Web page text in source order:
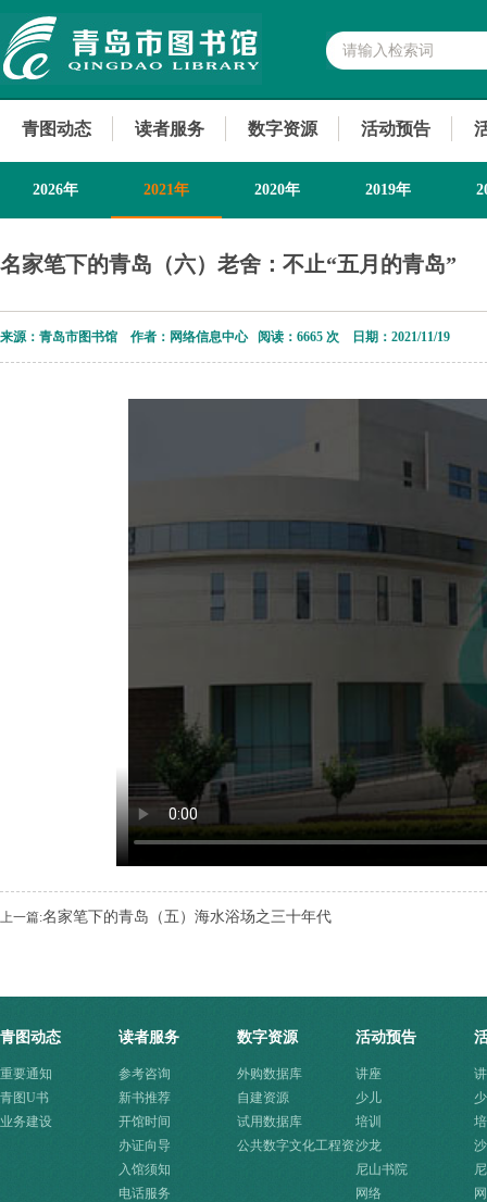
青图动态 读者服务 数字资源 活动预告
2026年 2021年 2020年 2019年
名家笔下的青岛（六）老舍：不止“五月的青岛”
来源：青岛市图书馆 作者：网络信息中心 阅读： 6665 次 日期：2021/11/19
上一篇:名家笔下的青岛（五）海水浴场之三十年代
青图动态
重要通知
青图U书
业务建设
读者服务
参考咨询
新书推荐
开馆时间
办证向导
入馆须知
电话服务
数字资源
外购数据库
自建资源
试用数据库
公共数字文化工程资
活动预告
讲座
少儿
培训
沙龙
尼山书院
网络